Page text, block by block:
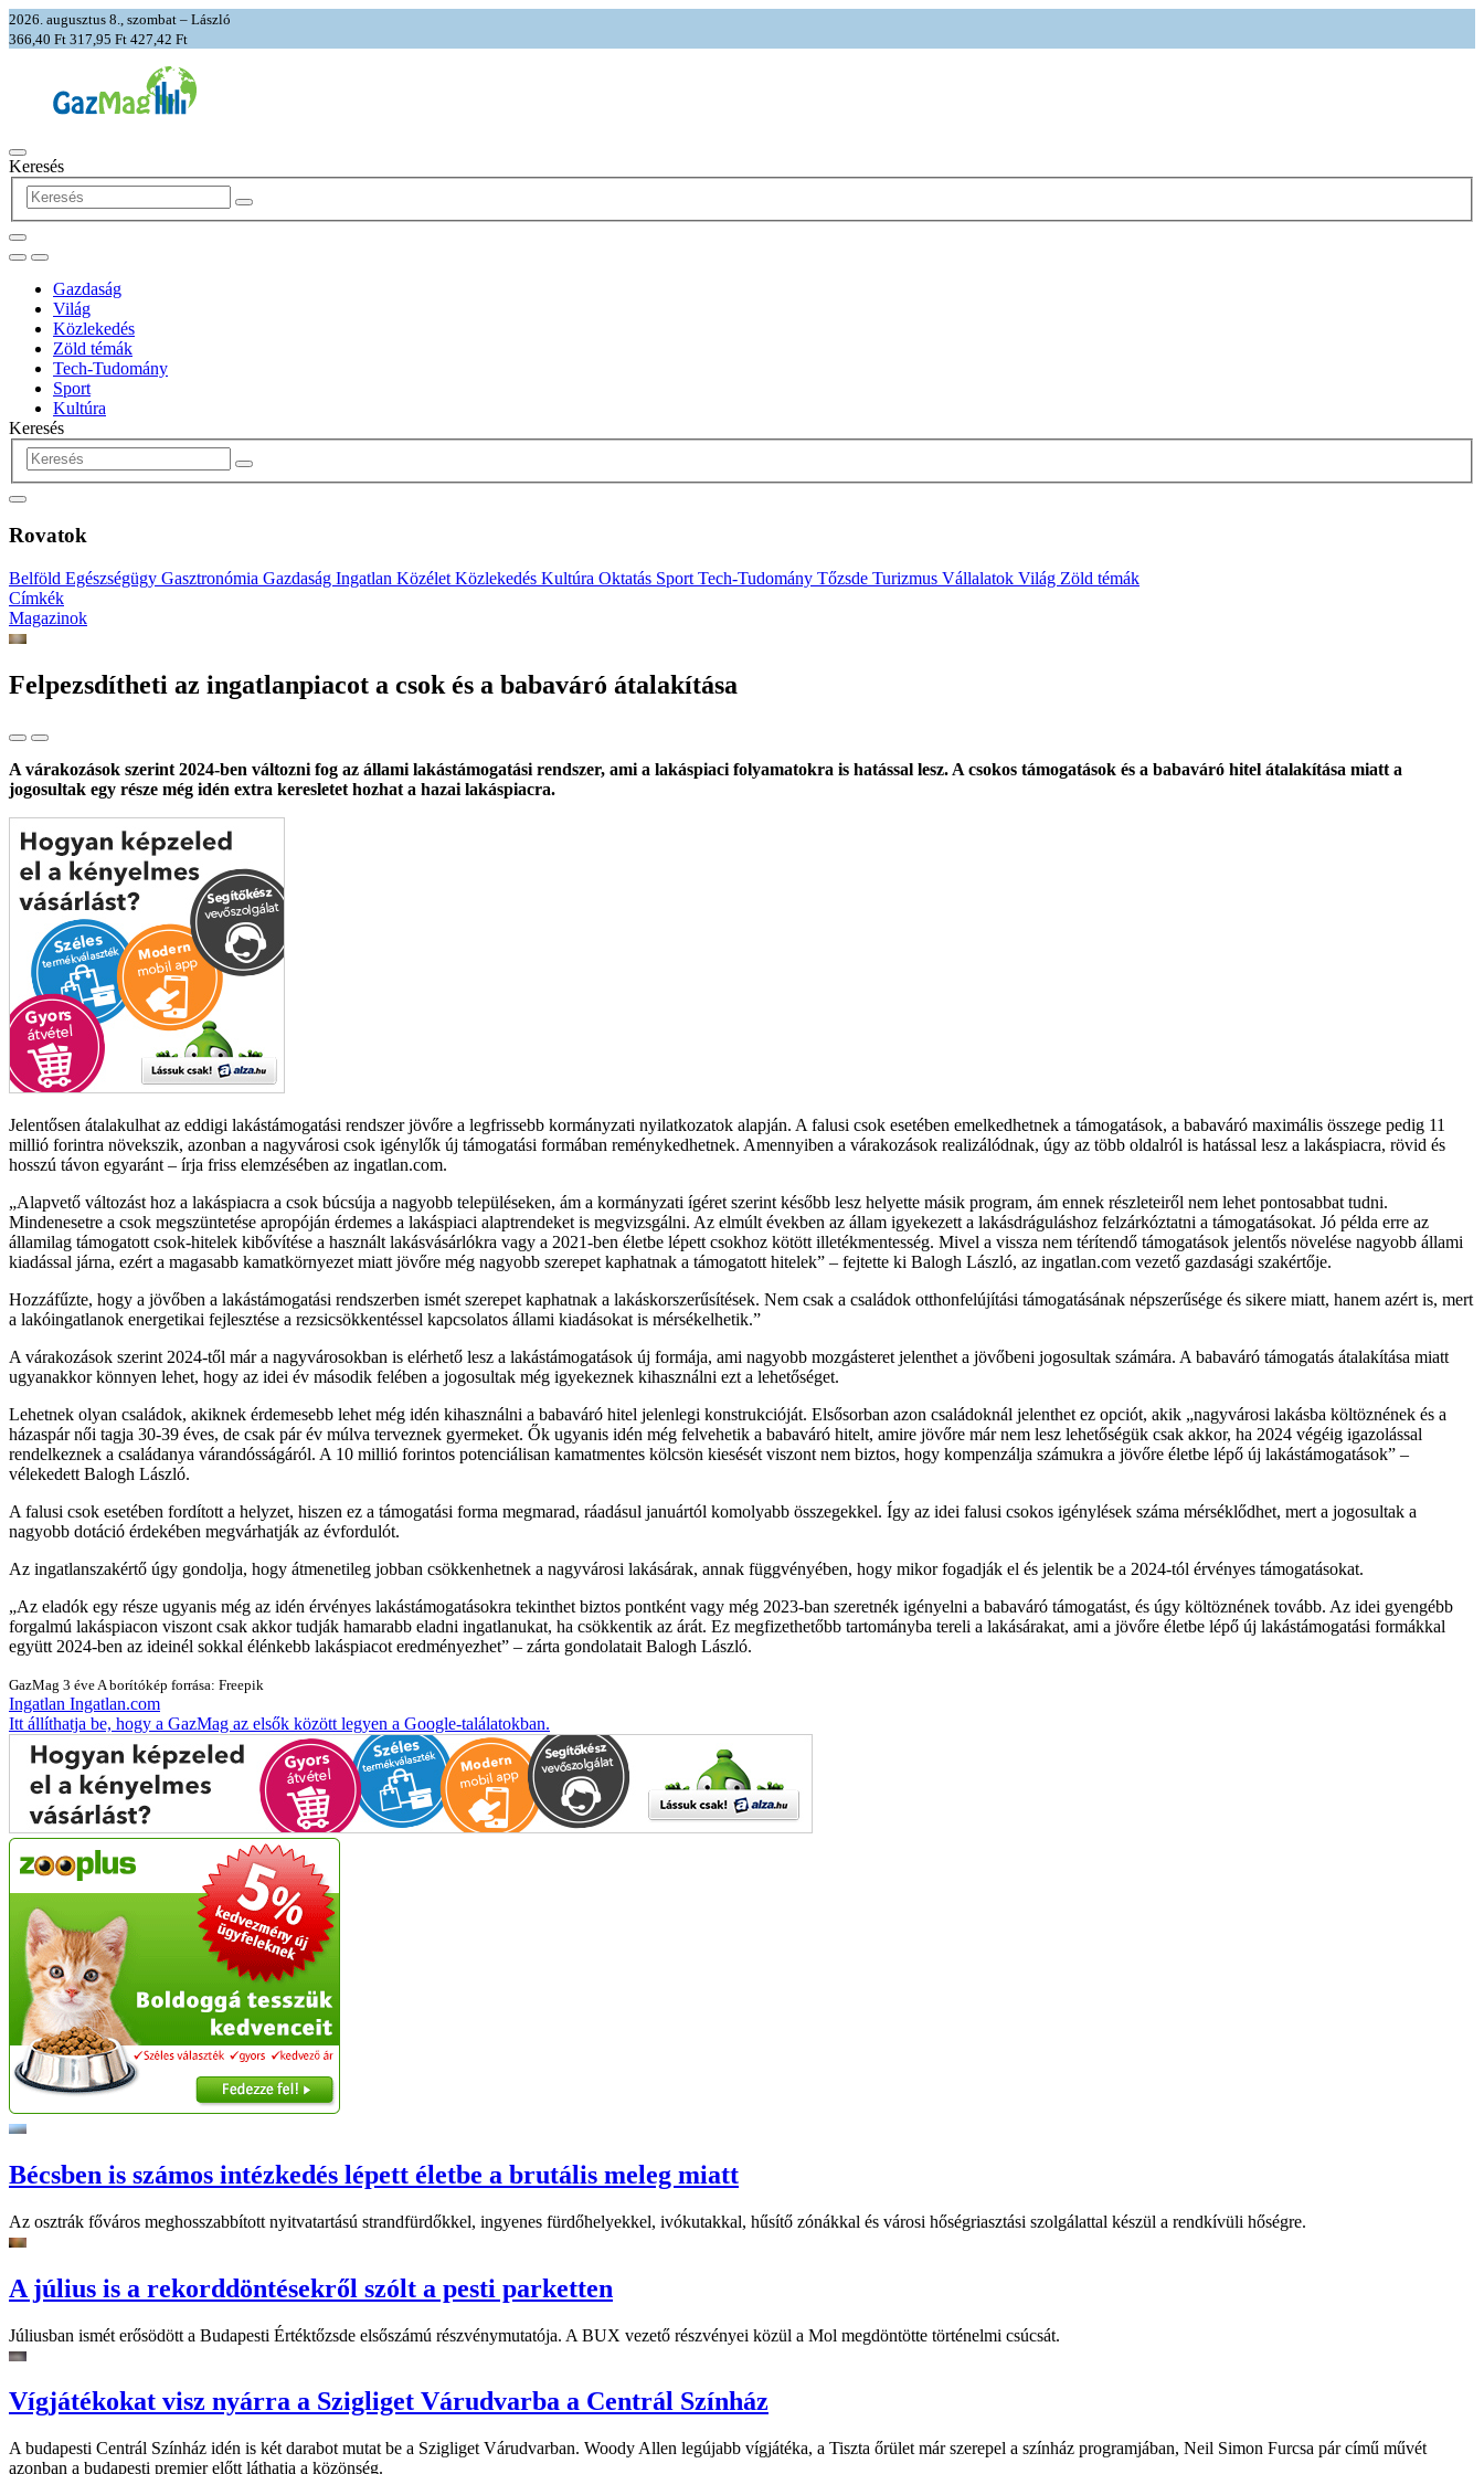
2026. augusztus 8., szombat – László
366,40 Ft 317,95 Ft 427,42 Ft
Keresés
Gazdaság
Világ
Közlekedés
Zöld témák
Tech-Tudomány
Sport
Kultúra
Keresés
Rovatok
Belföld Egészségügy Gasztronómia Gazdaság Ingatlan Közélet Közlekedés Kultúra Oktatás Sport Tech-Tudomány Tőzsde Turizmus Vállalatok Világ Zöld témák
Címkék
Magazinok
Felpezsdítheti az ingatlanpiacot a csok és a babaváró átalakítása
A várakozások szerint 2024-ben változni fog az állami lakástámogatási rendszer, ami a lakáspiaci folyamatokra is hatással lesz. A csokos támogatások és a babaváró hitel átalakítása miatt a
jogosultak egy része még idén extra keresletet hozhat a hazai lakáspiacra.
Jelentősen átalakulhat az eddigi lakástámogatási rendszer jövőre a legfrissebb kormányzati nyilatkozatok alapján. A falusi csok esetében emelkedhetnek a támogatások, a babaváró maximális összege pedig 11
millió forintra növekszik, azonban a nagyvárosi csok igénylők új támogatási formában reménykedhetnek. Amennyiben a várakozások realizálódnak, úgy az több oldalról is hatással lesz a lakáspiacra, rövid és
hosszú távon egyaránt – írja friss elemzésében az ingatlan.com.
Alapvető változást hoz a lakáspiacra a csok búcsúja a nagyobb településeken, ám a kormányzati ígéret szerint később lesz helyette másik program, ám ennek részleteiről nem lehet pontosabbat tudni.
Mindenesetre a csok megszüntetése apropóján érdemes a lakáspiaci alaptrendeket is megvizsgálni. Az elmúlt években az állam igyekezett a lakásdráguláshoz felzárkóztatni a támogatásokat. Jó példa erre az
államilag támogatott csok-hitelek kibővítése a használt lakásvásárlókra vagy a 2021-ben életbe lépett csokhoz kötött illetékmentesség. Mivel a vissza nem térítendő támogatások jelentős növelése nagyobb állami
kiadással járna, ezért a magasabb kamatkörnyezet miatt jövőre még nagyobb szerepet kaphatnak a támogatott hitelek
– fejtette ki Balogh László, az ingatlan.com vezető gazdasági szakértője.
Hozzáfűzte, hogy a jövőben a lakástámogatási rendszerben ismét szerepet kaphatnak a lakáskorszerűsítések. Nem csak a családok otthonfelújítási támogatásának népszerűsége és sikere miatt, hanem azért is, mert
a lakóingatlanok energetikai fejlesztése a rezsicsökkentéssel kapcsolatos állami kiadásokat is mérsékelhetik.”
A várakozások szerint 2024-től már a nagyvárosokban is elérhető lesz a lakástámogatások új formája, ami nagyobb mozgásteret jelenthet a jövőbeni jogosultak számára. A babaváró támogatás átalakítása miatt
ugyanakkor könnyen lehet, hogy az idei év második felében a jogosultak még igyekeznek kihasználni ezt a lehetőséget.
Lehetnek olyan családok, akiknek érdemesebb lehet még idén kihasználni a babaváró hitel jelenlegi konstrukcióját. Elsősorban azon családoknál jelenthet ez opciót, akik
nagyvárosi lakásba költöznének és a
házaspár női tagja 30-39 éves, de csak pár év múlva terveznek gyermeket. Ők ugyanis idén még felvehetik a babaváró hitelt, amire jövőre már nem lesz lehetőségük csak akkor, ha 2024 végéig igazolással
rendelkeznek a családanya várandósságáról. A 10 millió forintos potenciálisan kamatmentes kölcsön kiesését viszont nem biztos, hogy kompenzálja számukra a jövőre életbe lépő új lakástámogatások
–
vélekedett Balogh László.
A falusi csok esetében fordított a helyzet, hiszen ez a támogatási forma megmarad, ráadásul januártól komolyabb összegekkel. Így az idei falusi csokos igénylések száma mérséklődhet, mert a jogosultak a
nagyobb dotáció érdekében megvárhatják az évfordulót.
Az ingatlanszakértő úgy gondolja, hogy átmenetileg jobban csökkenhetnek a nagyvárosi lakásárak, annak függvényében, hogy mikor fogadják el és jelentik be a 2024-tól érvényes támogatásokat.
Az eladók egy része ugyanis még az idén érvényes lakástámogatásokra tekinthet biztos pontként vagy még 2023-ban szeretnék igényelni a babaváró támogatást, és úgy költöznének tovább. Az idei gyengébb
forgalmú lakáspiacon viszont csak akkor tudják hamarabb eladni ingatlanukat, ha csökkentik az árát. Ez megfizethetőbb tartományba tereli a lakásárakat, ami a jövőre életbe lépő új lakástámogatási formákkal
együtt 2024-ben az ideinél sokkal élénkebb lakáspiacot eredményezhet
– zárta gondolatait Balogh László.
GazMag 3 éve A borítókép forrása: Freepik
Ingatlan Ingatlan.com
Itt állíthatja be, hogy a GazMag az elsők között legyen a Google-találatokban.
Bécsben is számos intézkedés lépett életbe a brutális meleg miatt
Az osztrák főváros meghosszabbított nyitvatartású strandfürdőkkel, ingyenes fürdőhelyekkel, ivókutakkal, hűsítő zónákkal és városi hőségriasztási szolgálattal készül a rendkívüli hőségre.
A július is a rekorddöntésekről szólt a pesti parketten
Júliusban ismét erősödött a Budapesti Értéktőzsde elsőszámú részvénymutatója. A BUX vezető részvényei közül a Mol megdöntötte történelmi csúcsát.
Vígjátékokat visz nyárra a Szigliget Várudvarba a Centrál Színház
A budapesti Centrál Színház idén is két darabot mutat be a Szigliget Várudvarban. Woody Allen legújabb vígjátéka, a Tiszta őrület már szerepel a színház programjában, Neil Simon Furcsa pár című művét
azonban a budapesti premier előtt láthatja a közönség.